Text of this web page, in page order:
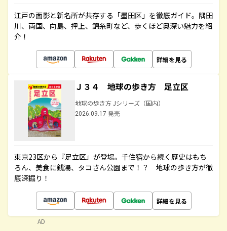
江戸の面影と新名所が共存する「墨田区」を徹底ガイド。隅田
川、両国、向島、押上、錦糸町など、歩くほど奥深い魅力を紹
介！
詳細を見る
Ｊ３４ 地球の歩き方 足立区
地球の歩き方 Jシリーズ（国内）
2026.09.17 発売
東京23区から『足立区』が登場。千住宿から続く歴史はもち
ろん、美食に銭湯、タコさん公園まで！？ 地球の歩き方が徹
底深掘り！
詳細を見る
AD